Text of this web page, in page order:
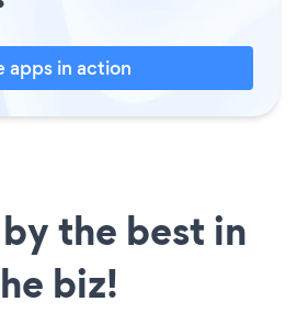
apps in action
the best in
biz!